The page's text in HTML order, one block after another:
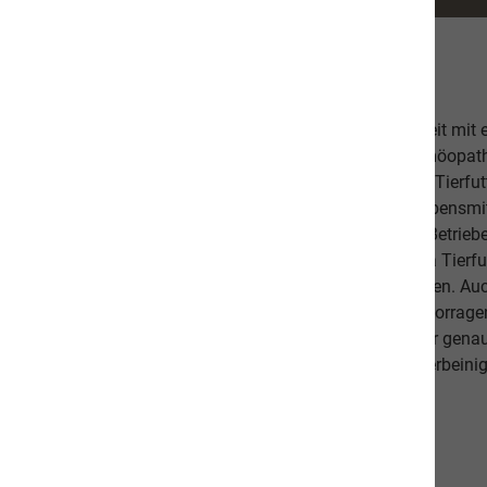
Unsere hochwertige Tiernahrung ist in Zusammenarbeit mit
bestehend aus einer Tierärztin, Tierheilpraktikern,
Ernährungsfachleuten entwickelt worden. Das leckere
Fischanteil von ca. 70% im Durchschnitt und weist
Schlachtabfälle). Höchste Qualität aus kontrollierten
Beilagen sind der Garant, dass Sie mit unserem naVita
Lieblinge ausgewogen und abwechslungsreich ernähren.
darauf, dass es Ihnen persönlich gut geht. Unsere
beweisen dies. Als Schweizer Unternehmen kennen wir
Qualitätsansprüche unserer Kunden sowie unseren